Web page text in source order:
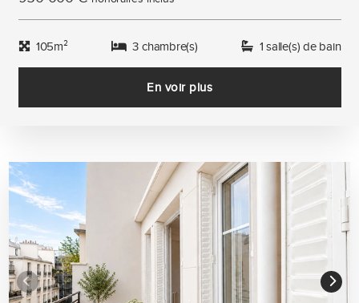
105m² 3 chambre(s) 1 salle(s) de bain
En voir plus